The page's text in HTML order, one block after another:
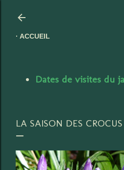
ACCUEIL
Dates de visites du
LA SAISON DES CROCUS